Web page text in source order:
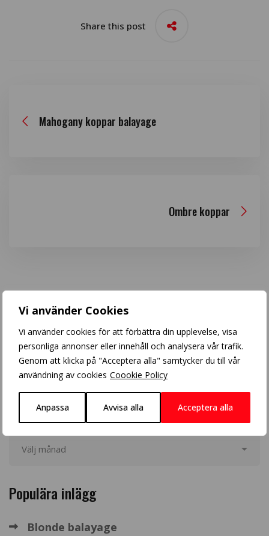
Vi använder Cookies
Vi använder cookies för att förbättra din upplevelse, visa
personliga annonser eller innehåll och analysera vår trafik.
Genom att klicka på "Acceptera alla" samtycker du till vår
användning av cookies Coookie Policy
Anpassa Avvisa alla Acceptera alla
Share this post
Mahogany koppar balayage
Ombre koppar
Sök inlägg
Arkiv
Populära inlägg
Blonde balayage